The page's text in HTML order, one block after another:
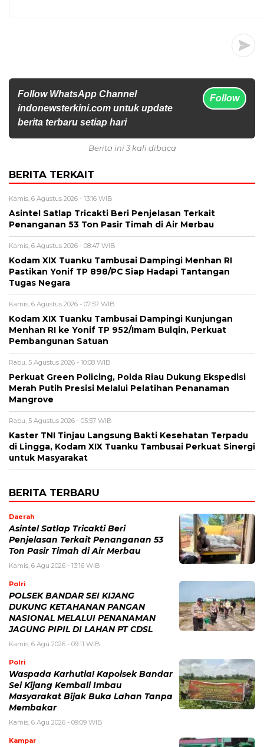
Follow WhatsApp Channel
indonewsterkini.com untuk update
berita terbaru setiap hari
Follow
Berita ini 3 kali dibaca
BERITA TERKAIT
Kamis, 6 Agustus 2026 - 13:16 WIB
Asintel Satlap Tricakti Beri Penjelasan Terkait
Penanganan 53 Ton Pasir Timah di Air Merbau
Kamis, 6 Agustus 2026 - 08:47 WIB
Kodam XIX Tuanku Tambusai Dampingi Menhan RI
Pastikan Yonif TP 898/PC Siap Hadapi Tantangan
Tugas Negara
Kamis, 6 Agustus 2026 - 07:57 WIB
Kodam XIX Tuanku Tambusai Dampingi Kunjungan
Menhan RI ke Yonif TP 952/Imam Bulqin, Perkuat
Pembangunan Satuan
Rabu, 5 Agustus 2026 - 10:08 WIB
Perkuat Green Policing, Polda Riau Dukung Ekspedisi
Merah Putih Presisi Melalui Pelatihan Penanaman
Mangrove
Rabu, 5 Agustus 2026 - 05:57 WIB
Kaster TNI Tinjau Langsung Bakti Kesehatan Terpadu
di Lingga, Kodam XIX Tuanku Tambusai Perkuat Sinergi
untuk Masyarakat
BERITA TERBARU
Daerah
Asintel Satlap Tricakti Beri
Penjelasan Terkait Penanganan 53
Ton Pasir Timah di Air Merbau
Kamis, 6 Agu 2026 - 13:16 WIB
Polri
POLSEK BANDAR SEI KIJANG
DUKUNG KETAHANAN PANGAN
NASIONAL MELALUI PENANAMAN
JAGUNG PIPIL DI LAHAN PT CDSL
Kamis, 6 Agu 2026 - 09:11 WIB
Polri
Waspada Karhutla! Kapolsek Bandar
Sei Kijang Kembali Imbau
Masyarakat Bijak Buka Lahan Tanpa
Membakar
Kamis, 6 Agu 2026 - 09:09 WIB
Kampar